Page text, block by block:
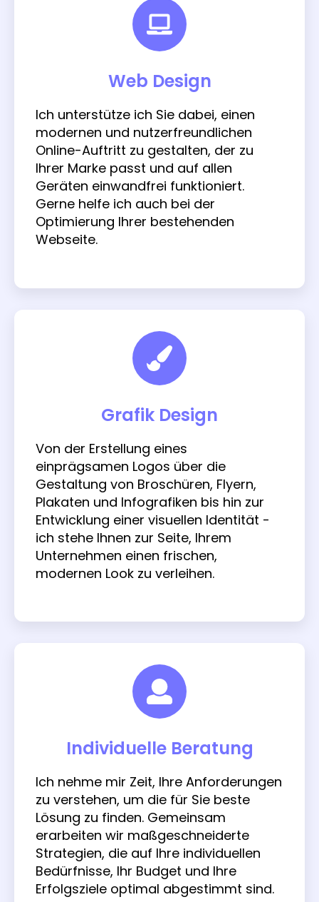
Web Design
Ich unterstütze ich Sie dabei, einen
modernen und nutzerfreundlichen
Online-Auftritt zu gestalten, der zu
Ihrer Marke passt und auf allen
Geräten einwandfrei funktioniert.
Gerne helfe ich auch bei der
Optimierung Ihrer bestehenden
Webseite.
Grafik Design
Von der Erstellung eines
einprägsamen Logos über die
Gestaltung von Broschüren, Flyern,
Plakaten und Infografiken bis hin zur
Entwicklung einer visuellen Identität -
ich stehe Ihnen zur Seite, Ihrem
Unternehmen einen frischen,
modernen Look zu verleihen.
Individuelle Beratung
Ich nehme mir Zeit, Ihre Anforderungen
zu verstehen, um die für Sie beste
Lösung zu finden. Gemeinsam
erarbeiten wir maßgeschneiderte
Strategien, die auf Ihre individuellen
Bedürfnisse, Ihr Budget und Ihre
Erfolgsziele optimal abgestimmt sind.